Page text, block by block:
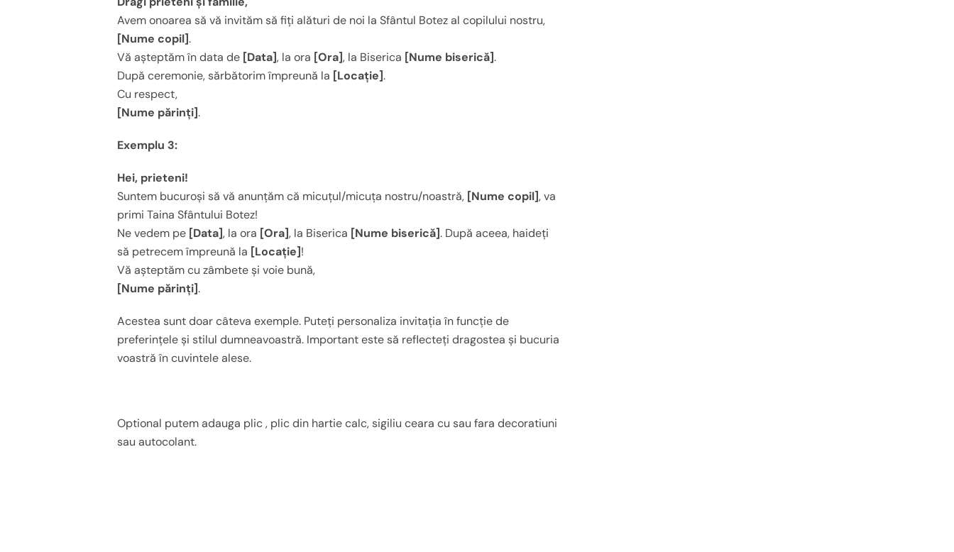
Avem onoarea să vă invităm să fiți alături de noi la Sfântul Botez al copilului nostru,
[Nume copil].
Vă așteptăm în data de [Data], la ora [Ora], la Biserica [Nume biserică].
După ceremonie, sărbătorim împreună la [Locație].
Cu respect,
[Nume părinți].
Exemplu 3:
Hei, prieteni!
Suntem bucuroși să vă anunțăm că micuțul/micuța nostru/noastră, [Nume copil], va
primi Taina Sfântului Botez!
Ne vedem pe [Data], la ora [Ora], la Biserica [Nume biserică]. După aceea, haideți
să petrecem împreună la [Locație]!
Vă așteptăm cu zâmbete și voie bună,
[Nume părinți].
Acestea sunt doar câteva exemple. Puteți personaliza invitația în funcție de
preferințele și stilul dumneavoastră. Important este să reflecteți dragostea și bucuria
voastră în cuvintele alese.
Optional putem adauga plic , plic din hartie calc, sigiliu ceara cu sau fara decoratiuni
sau autocolant.